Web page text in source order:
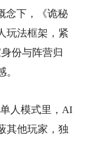
念下，《诡秘
玩法框架，紧
份与阵营归
人模式里，AI
其他玩家，独